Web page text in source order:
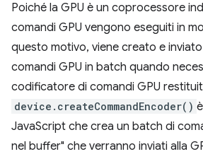
Poiché la GPU è un coprocessore
comandi GPU vengono eseguiti in
questo motivo, viene creato e
comandi GPU in batch quando
codificatore di comandi GPU
device.createCommandEncoder()
JavaScript che crea un batch di
nel buffer" che verranno inviati alla